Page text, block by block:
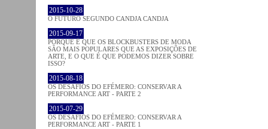
2015-10-28
O FUTURO SEGUNDO CANDJA CANDJA
2015-09-17
PORQUE É QUE OS BLOCKBUSTERS DE MODA
SÃO MAIS POPULARES QUE AS EXPOSIÇÕES DE
ARTE, E O QUE É QUE PODEMOS DIZER SOBRE
ISSO?
2015-08-18
OS DESAFIOS DO EFÉMERO: CONSERVAR A
PERFORMANCE ART - PARTE 2
2015-07-29
OS DESAFIOS DO EFÉMERO: CONSERVAR A
PERFORMANCE ART - PARTE 1